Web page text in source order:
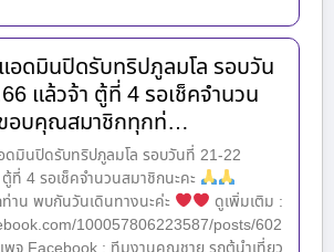
ดมินปิดรับทริปภูลมโล รอบวัน
แล้วจ้า ตู้ที่ 4 รอเช็คจำนวน
ขอบคุณสมาชิกทุกท่…
มินปิดรับทริปภูลมโล รอบวันที่ 21-22
ตู้ที่ 4 รอเช็คจำนวนสมาชิกนะคะ
น พบกันวันเดินทางนะค่ะ
ดูเพิ่มเติม :
100057806223587/posts/602